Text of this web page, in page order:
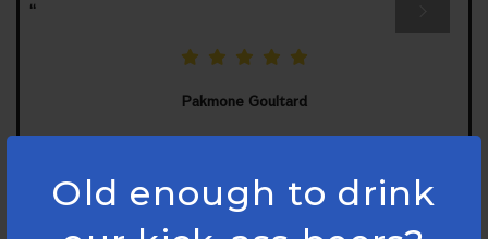
Old enough to drink
“
Pakmone Goultard